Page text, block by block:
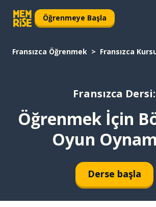
Öğrenmeye Başla
Fransızca Öğrenmek Fransızca
Fransızca Dersi:
Öğrenmek İçin
Oyun
Derse başla